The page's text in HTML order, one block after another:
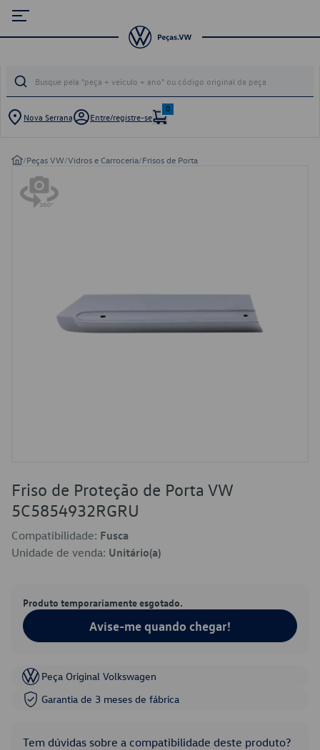
Nova Serrana Entre/registre-se
0
/Peças VW/Vidros e Carroceria/Frisos de Porta
Friso de Proteção de Porta VW
5C5854932RGRU
Compatibilidade: Fusca
Unidade de venda: Unitário(a)
Produto temporariamente esgotado.
Avise-me quando chegar!
Peça Original Volkswagen
Garantia de 3 meses de fábrica
Tem dúvidas sobre a compatibilidade deste produto?